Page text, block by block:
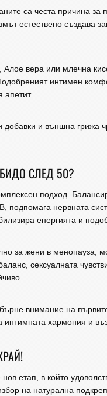
са честа причина
естествено създава
вера или млечна
интимен
апетит.
и външна грижа
СЛЕД 50?
подход.
подпомага нервната
енергията и
за жени в менопауза,
сексуалната
внимание на
интимната хармония и
етап, в който
на натурална